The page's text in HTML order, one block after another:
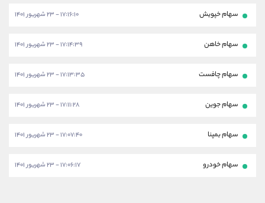
سهام خپویش ۱۷:۱۶:۱۰ - ۲۳ شهریور ۱۴۰۱
سهام خاهن ۱۷:۱۴:۳۹ - ۲۳ شهریور ۱۴۰۱
سهام چافست ۱۷:۱۳:۳۵ - ۲۳ شهریور ۱۴۰۱
سهام جوین ۱۷:۱۱:۲۸ - ۲۳ شهریور ۱۴۰۱
سهام بمپنا ۱۷:۰۷:۴۰ - ۲۳ شهریور ۱۴۰۱
سهام خودرو ۱۷:۰۶:۱۷ - ۲۳ شهریور ۱۴۰۱